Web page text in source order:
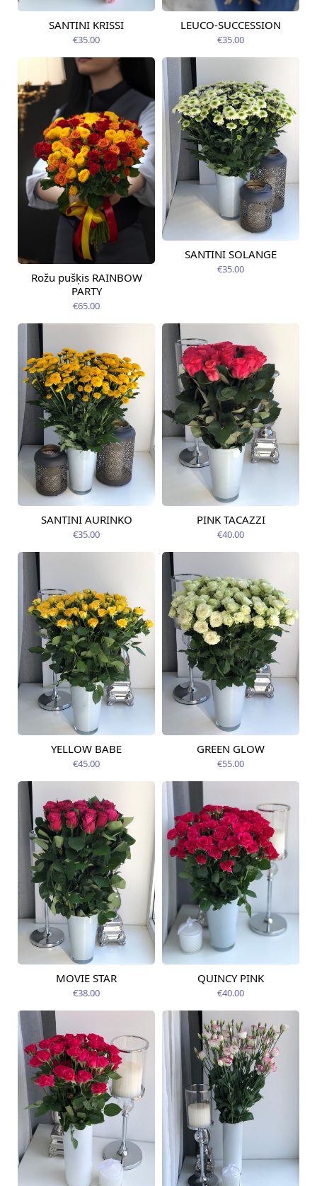
Pieejama no
SANTINI KRISSI
€35.00
Pieejams šodien
LEUCO-SUCCESSION
€35.00
Pieejama no
09.08.2026
Rožu pušķis RAINBOW
PARTY
€65.00
Pieejama no
SANTINI SOLANGE
€35.00
Pieejams šodien
SANTINI AURINKO
€35.00
Pieejams šodien
PINK TACAZZI
€40.00
Pieejams šodien
YELLOW BABE
€45.00
Pieejams šodien
GREEN GLOW
€55.00
Pieejams šodien
MOVIE STAR
€38.00
Pieejams šodien
QUINCY PINK
€40.00